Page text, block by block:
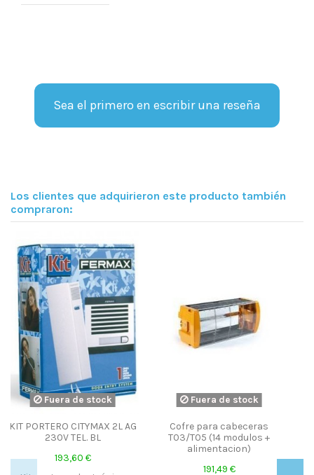
Sea el primero en escribir una reseña
Los clientes que adquirieron este producto también
compraron:
de stock
cabeceras
modulos +
Fuera de stock
Ampli. Televés monocanal,
Banda S alta, 58 dB / 125
MULTI-SWITCH
Multiswich de